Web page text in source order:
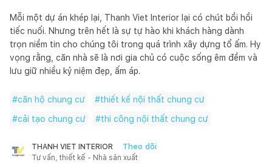
Mỗi một dự án khép lại, Thanh Viet Interior lại có chút bồi hồi
tiếc nuối. Nhưng trên hết là sự tự hào khi khách hàng dành
trọn niềm tin cho chúng tôi trong quá trình xây dựng tổ ấm. Hy
vọng rằng, căn nhà sẽ là nơi gia chủ có cuộc sống êm đềm và
lưu giữ nhiều kỷ niệm đẹp, ấm áp.
#căn hộ chung cư #thiết kế nội thất chung cư
#cải tạo chung cư #thi công nội thất chung cư
THANH VIET INTERIOR Theo dõi
Tư vấn, thiết kế - Nhà sản xuất